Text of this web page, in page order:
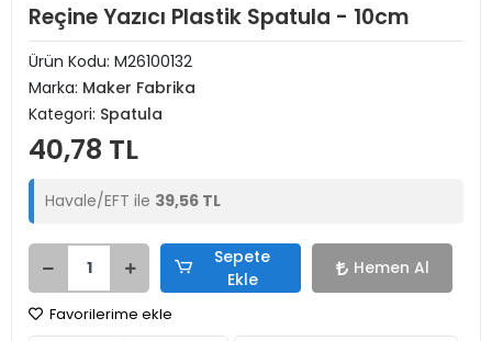
Reçine Yazıcı Plastik Spatula - 10cm
Ürün Kodu: M26100132
Marka: Maker Fabrika
Kategori: Spatula
40,78 TL
Havale/EFT ile 39,56 TL
Sepete
Ekle
Hemen Al
Favorilerime ekle